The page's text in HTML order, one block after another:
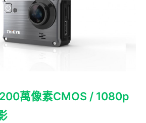
萬像素CMOS / 1080p